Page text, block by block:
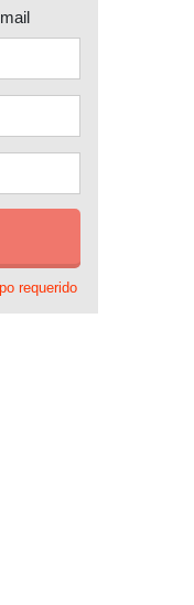
requerido